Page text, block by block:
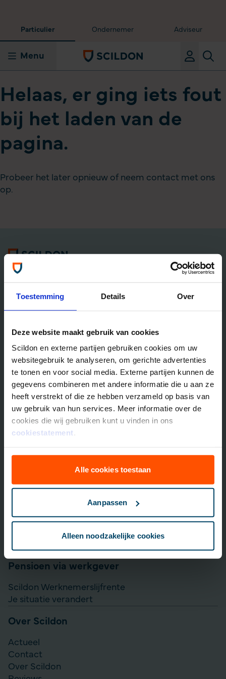
Toestemming Details Over
Deze website maakt gebruik van cookies
Scildon en externe partijen gebruiken cookies om uw
websitegebruik te analyseren, om gerichte advertenties
te tonen en voor social media. Externe partijen kunnen de
gegevens combineren met andere informatie die u aan ze
heeft verstrekt of die ze hebben verzameld op basis van
uw gebruik van hun services. Meer informatie over de
cookies die wij gebruiken kunt u vinden in ons
cookiestatement.
Alle cookies toestaan
Aanpassen
Alleen noodzakelijke cookies
Particulier Ondernemer Adviseur
Menu
Helaas, er ging iets fout
bij het laden van de
pagina.
Probeer het later opnieuw of neem contact met ons
op.
Algemene informatie
Scildon Lifestyle ORV
Lifestyle Hypotheek ORV
Lifestyle Stoppen met Roken ORV
Scildon Huur ORV
Scildon Compagnonsverzekering
Beleggen
Vergelijk beleggingsfondsen
Lijfrente opbouwen
Particulier Pensioen Plan
Scildon Easy B
Direct Ingaande Lijfrente
Pensioen via werkgever
Scildon Werknemerslijfrente
Je situatie verandert
Over Scildon
Actueel
Contact
Over Scildon